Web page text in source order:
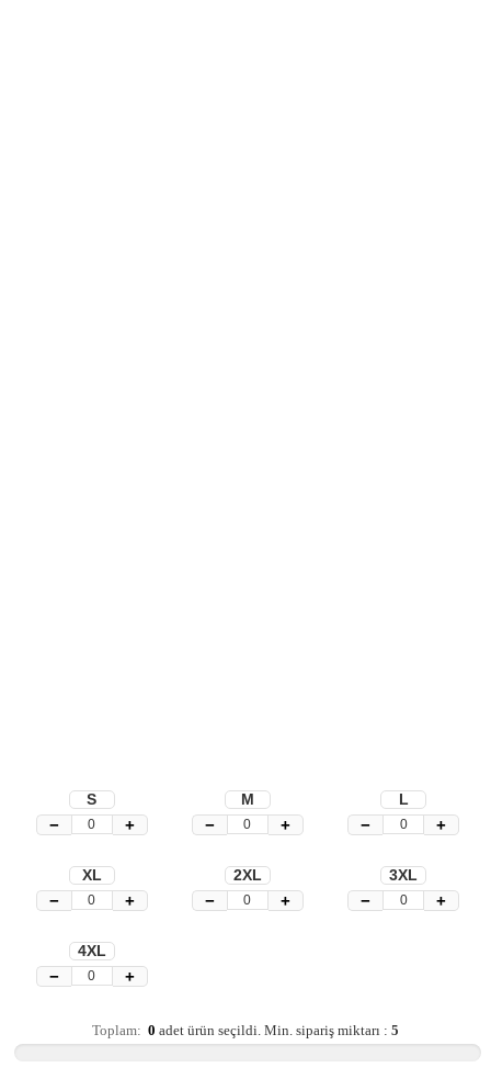
S
− +
M
− +
L
− +
XL
− +
2XL
− +
3XL
− +
4XL
− +
Toplam: 0 adet ürün seçildi. Min. sipariş miktarı : 5